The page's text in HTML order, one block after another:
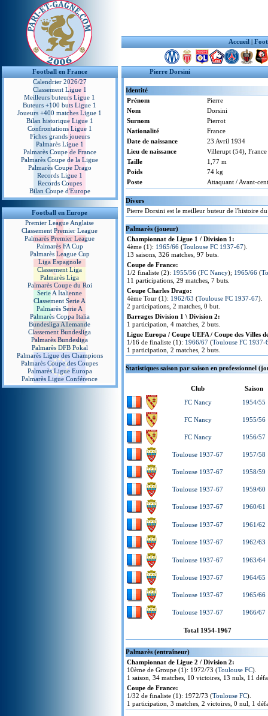
Accueil |
Football en France
Calendrier 2026/27
Classement Ligue 1
Meilleurs buteurs Ligue 1
Buteurs +100 buts Ligue 1
Joueurs +400 matches Ligue 1
Bilan historique Ligue 1
Confrontations Ligue 1
Fiches grands joueurs
Palmarès Ligue 1
Palmarès Coupe de France
Palmarès Coupe de la Ligue
Palmarès Coupe Drago
Records Ligue 1
Records Coupes
Bilan Coupe d'Europe
Football en Europe
Premier League Anglaise
Classement Premier League
Palmarès Premier League
Palmarès FA Cup
Palmarès League Cup
Liga Espagnole
Classement Liga
Palmarès Liga
Palmarès Coupe du Roi
Serie A Italienne
Classement Serie A
Palmarès Serie A
Palmarès Coppa Italia
Bundesliga Allemande
Classement Bundesliga
Palmarès Bundesliga
Palmarès DFB Pokal
Palmarès Ligue des Champions
Palmarès Coupe des Coupes
Palmarès Ligue Europa
Palmarès Ligue Conférence
Pierre Dorsini
Identité
Prénom
Pierre
Nom
Dorsini
Surnom
Pierrot
Nationalité
France
Date de naissance
23 Avril 1934
Lieu de naissance
Villerupt (54), France
Taille
1,77 m
Poids
74 kg
Poste
Attaquant / Avant-
Divers
Pierre Dorsini est le meilleur buteur de l'histoire
Palmarès (joueur)
Championnat de Ligue 1 / Division 1:
4ème (1): 1965/66 (Toulouse FC 1937-67).
13 saisons, 326 matches, 97 buts.
Coupe de France:
1/2 finaliste (2): 1955/56 (FC Nancy); 1965/66 (
11 participations, 29 matches, 7 buts.
Coupe Charles Drago:
4ème Tour (1): 1962/63 (Toulouse FC 1937-67).
2 participations, 2 matches, 0 but.
Barrages Division 1 \ Division 2:
1 participation, 4 matches, 2 buts.
Ligue Europa / Coupe UEFA / Coupe des Villes
1/16 de finaliste (1): 1966/67 (Toulouse FC 1937-
1 participation, 2 matches, 2 buts.
Statistiques saison par saison en professionnel
Club
Saison
FC Nancy
1954/55
FC Nancy 1955/56
FC Nancy 1956/57
Toulouse 1937-67 1957/58
Toulouse 1937-67 1958/59
Toulouse 1937-67 1959/60
Toulouse 1937-67 1960/61
Toulouse 1937-67 1961/62
Toulouse 1937-67 1962/63
Toulouse 1937-67 1963/64
Toulouse 1937-67 1964/65
Toulouse 1937-67 1965/66
Toulouse 1937-67 1966/67
Total 1954-1967
Palmarès (entraîneur)
Championnat de Ligue 2 / Division 2:
10ème de Groupe (1): 1972/73 (Toulouse FC).
1 saison, 34 matches, 10 victoires, 13 nuls, 11
Coupe de France:
1/32 de finaliste (1): 1972/73 (Toulouse FC).
1 participation, 3 matches, 2 victoires, 0 nul, 1